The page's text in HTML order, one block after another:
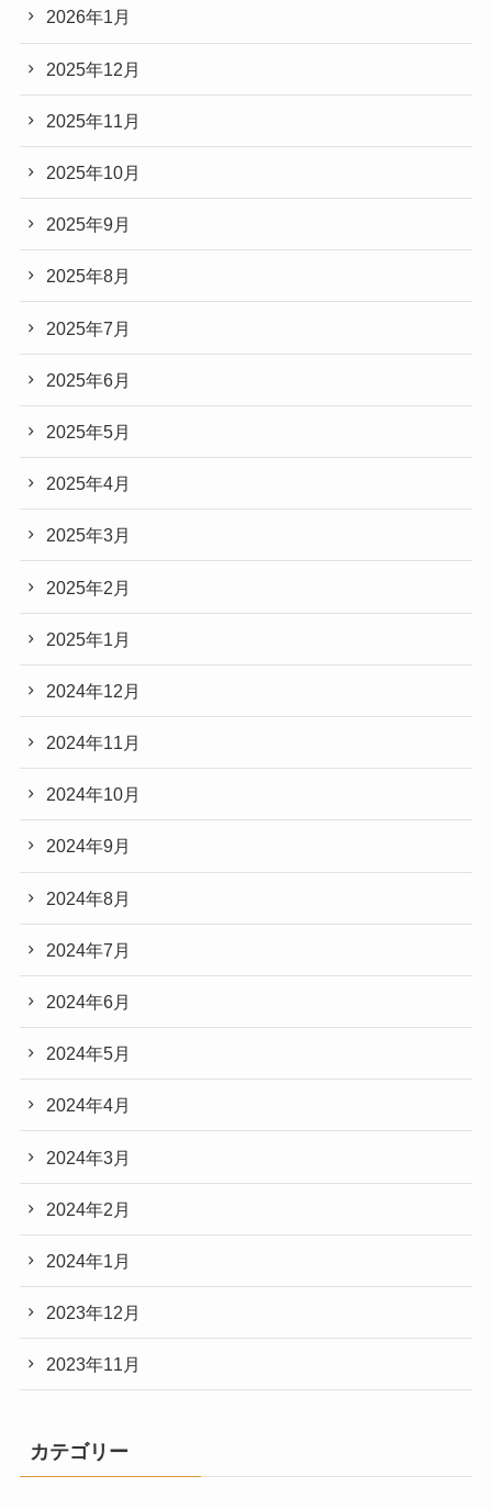
2026年1月
2025年12月
2025年11月
2025年10月
2025年9月
2025年8月
2025年7月
2025年6月
2025年5月
2025年4月
2025年3月
2025年2月
2025年1月
2024年12月
2024年11月
2024年10月
2024年9月
2024年8月
2024年7月
2024年6月
2024年5月
2024年4月
2024年3月
2024年2月
2024年1月
2023年12月
2023年11月
カテゴリー